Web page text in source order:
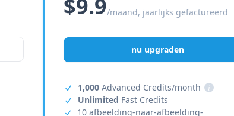
$9.9/maand, jaarlijks gefactureerd
nu upgraden
1,000 Advanced Credits/month
i
Unlimited Fast Credits
10 afbeelding-naar-afbeelding-